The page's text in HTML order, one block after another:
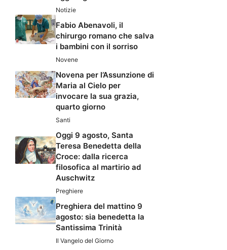
Notizie
Fabio Abenavoli, il
chirurgo romano che salva
i bambini con il sorriso
Novene
Novena per l’Assunzione di
Maria al Cielo per
invocare la sua grazia,
quarto giorno
Santi
Oggi 9 agosto, Santa
Teresa Benedetta della
Croce: dalla ricerca
filosofica al martirio ad
Auschwitz
Preghiere
Preghiera del mattino 9
agosto: sia benedetta la
Santissima Trinità
Il Vangelo del Giorno